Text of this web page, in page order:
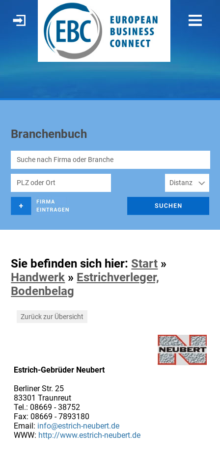
Branchenbuch
Sie befinden sich hier: Start »
Handwerk » Estrichverleger,
Bodenbelag
Zurück zur Übersicht
Estrich-Gebrüder Neubert
Berliner Str. 25
83301 Traunreut
Tel.: 08669 - 38752
Fax: 08669 - 7893180
Email: info@estrich-neubert.de
WWW: http://www.estrich-neubert.de